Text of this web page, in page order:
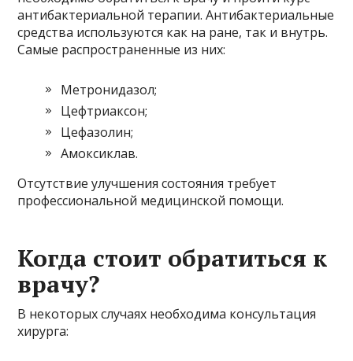
антибактериальной терапии. Антибактериальные
средства используются как на ране, так и внутрь.
Самые распространенные из них:
Метронидазол;
Цефтриаксон;
Цефазолин;
Амоксиклав.
Отсутствие улучшения состояния требует
профессиональной медицинской помощи.
Когда стоит обратиться к
врачу?
В некоторых случаях необходима консультация
хирурга: